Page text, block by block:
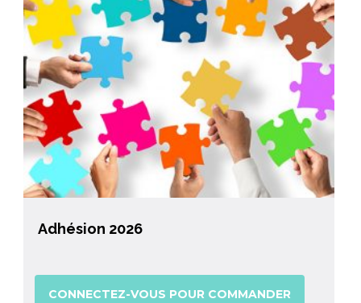
Adhésion 2026
CONNECTEZ-VOUS POUR COMMANDER